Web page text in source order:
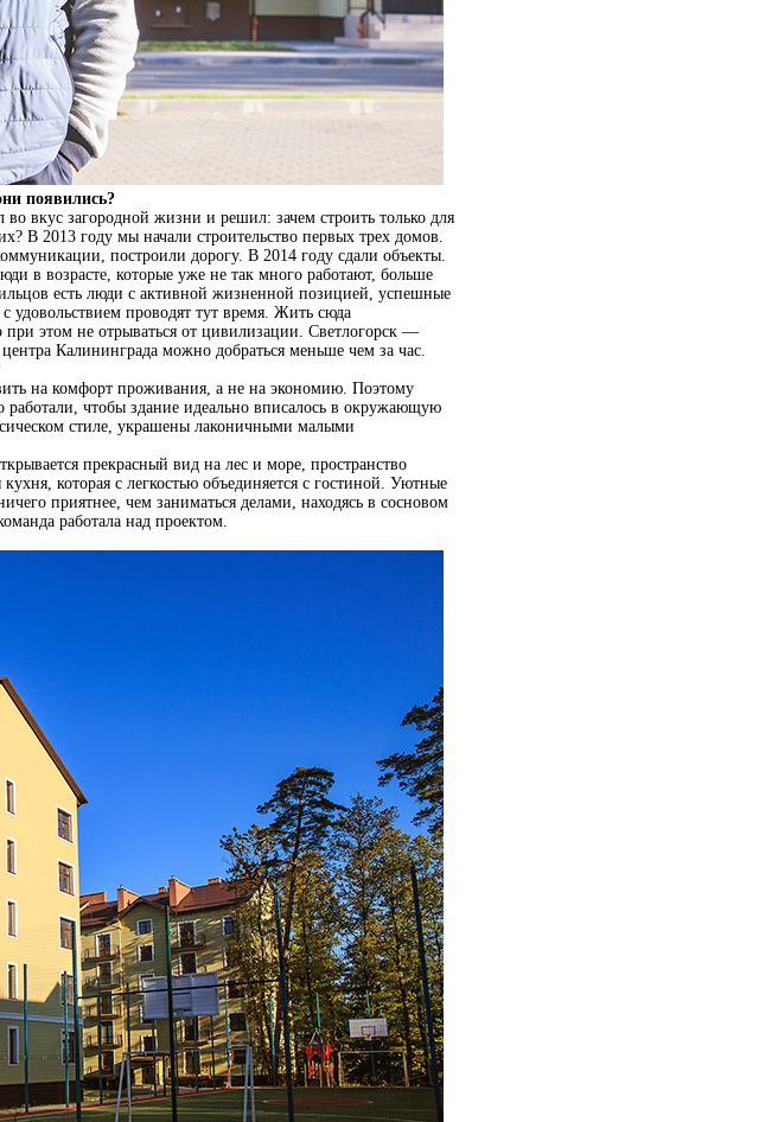
появились?
вкус загородной жизни и решил: зачем строить только для
В 2013 году мы начали строительство первых трех домов.
построили дорогу. В 2014 году сдали объекты.
в возрасте, которые уже не так много работают, больше
есть люди с активной жизненной позицией, успешные
проводят тут время. Жить сюда
этом не отрываться от цивилизации. Светлогорск —
Калининграда можно добраться меньше чем за час.
на комфорт проживания, а не на экономию. Поэтому
чтобы здание идеально вписалось в окружающую
стиле, украшены лаконичными малыми
прекрасный вид на лес и море, пространство
которая с легкостью объединяется с гостиной. Уютные
приятнее, чем заниматься делами, находясь в сосновом
работала над проектом.